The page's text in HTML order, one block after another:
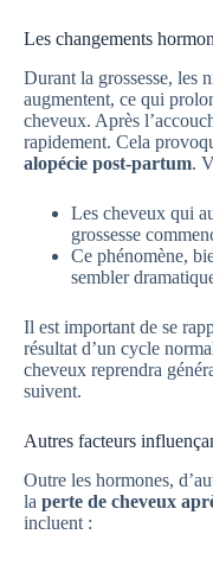
Les changements
Durant la grossesse, les
augmentent, ce qui
cheveux. Après
rapidement. Cela
alopécie post-partum.
Les cheveux qui
grossesse
Ce phénomène,
sembler
Il est important de se
résultat d’un cycle
cheveux reprendra
suivent.
Autres facteurs
Outre les hormones,
la perte de cheveux
incluent :